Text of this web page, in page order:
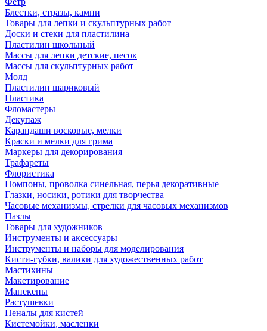
Блестки, стразы, камни
Товары для лепки и скульптурных работ
Доски и стеки для пластилина
Пластилин школьный
Массы для лепки детские, песок
Массы для скульптурных работ
Молд
Пластилин шариковый
Пластика
Фломастеры
Декупаж
Карандаши восковые, мелки
Краски и мелки для грима
Маркеры для декорирования
Трафареты
Флористика
Помпоны, проволка синельная, перья декоративные
Глазки, носики, ротики для творчества
Часовые механизмы, стрелки для часовых механизмов
Пазлы
Товары для художников
Инструменты и аксессуары
Инструменты и наборы для моделирования
Кисти-губки, валики для художественных работ
Мастихины
Макетирование
Манекены
Растушевки
Пеналы для кистей
Кистемойки, масленки